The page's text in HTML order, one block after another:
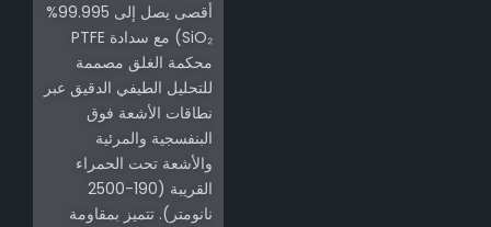
أقصى يصل إلى 99.995%
SiO₂) مع سدادة PTFE
محكمة الغلق مصممة
للتحليل الطيفي الدقيق عبر
نطاقات الأشعة فوق
البنفسجية والمرئية
والأشعة تحت الحمراء
القريبة (190-2500
نانومتر). تتميز بمقاومة